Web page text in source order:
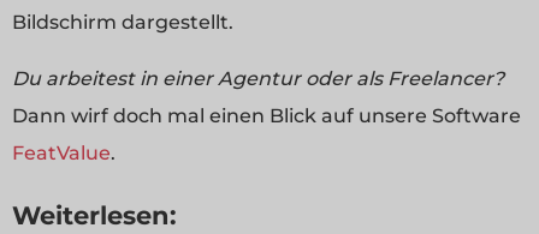
Bildschirm dargestellt.
Du arbeitest in einer Agentur oder als Freelancer?
Dann wirf doch mal einen Blick auf unsere Software
FeatValue.
Weiterlesen: